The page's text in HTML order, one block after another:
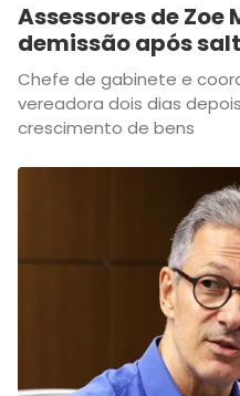
Assessores de Zoe
demissão após
Chefe de gabinete e
vereadora dois dias
crescimento de bens